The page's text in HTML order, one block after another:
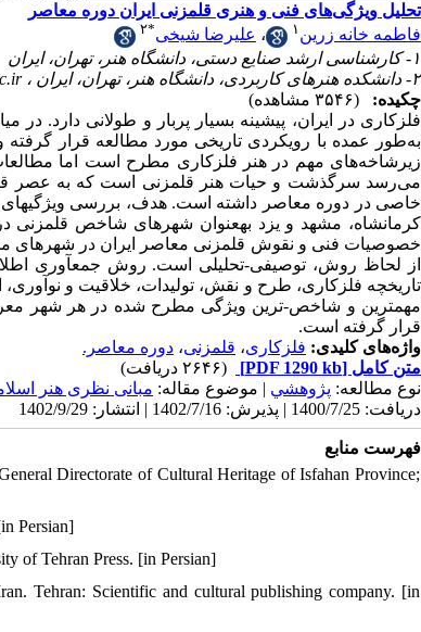
تحلیل ویژگی‌های فنی و هنری قلمزنی ایران دوره معاصر
فاطمه خانه زرین ۱ ، علیرضا شیخی*۲
۱- کارشناسی ارشد صنایع دستی، دانشگاه هنر، تهران، ایران
۲- دانشکده هنرهای کاربردی، دانشگاه هنر، تهران، ایران ،
چکیده:
(۳۵۴۶ مشاهده)
فلزکاری در ایران، پیشینه بسیار پربار و طولانی دارد. در
به‌طور عمده با رویکردی تاریخی مورد مطالعه قرار
زیرشاخه‌های مهم در هنر فلزکاری مطرح است اما
می‌رسد سرگذشت و حیات هنر قلمزنی است که به عصر قاجار
خاصی در دوره معاصر داشته است. هدف، بررسی ویژگیهای
کرمانشاه، مشهد و یزد بهعنوان شهرهای شاخص
خصوصیات فنی و نقوش قلمزنی معاصر ایران در شهرهای
از لحاظ روش، توصیفی-تحلیلی است. روش جمعآوری
تاریخچه فلزکاری، طرح و نقش، تولیدات، خلاقیت و
مهمترین و شاخص-ترین ویژگی مطرح شده در هر شهر
قرار گرفته است.
واژه‌های کلیدی: فلزکاری، قلمزنی، دوره معاصر.
متن کامل [PDF 1290 kb]
(۲۶۴۶ دریافت)
نوع مطالعه: پژوهشي | موضوع مقاله: مبانی نظری هنر
دریافت: 1400/7/25 | پذیرش: 1402/7/16 | انتشار: 1402/9/29
فهرست منابع
Directorate of Cultural Heritage of Isfahan Province;
Persian]
of Tehran Press. [in Persian]
Tehran: Scientific and cultural publishing company. [in